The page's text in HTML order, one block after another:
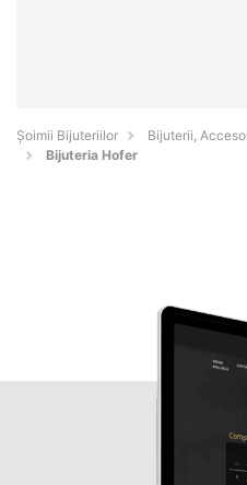
Şoimii Bijuteriilor
Bijuterii,
Bijuteria Hofer